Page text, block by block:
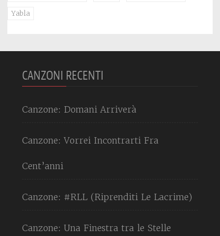
Yabla
CANZONI RECENTI
Canzone: Domani Arriverà
Canzone: Vorrei Incontrarti Fra
Cent’anni
Canzone: #RLL (Riprenditi Le Lacrime)
Canzone: Una Finestra tra le Stelle